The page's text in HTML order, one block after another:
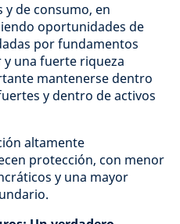
y de consumo, en
oportunidades de
por fundamentos
una fuerte riqueza
mantenerse dentro
y dentro de activos
altamente
protección, con menor
y una mayor